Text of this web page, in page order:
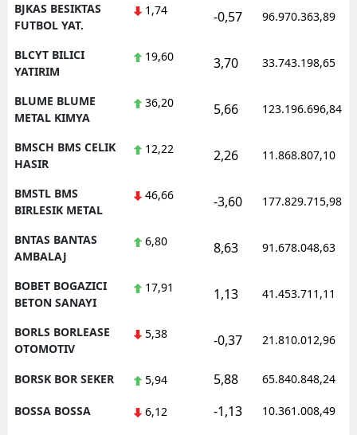
BJKAS BESIKTAS
FUTBOL YAT.
1,74 -0,57 96.970.363,89
BLCYT BILICI
YATIRIM
19,60 3,70 33.743.198,65
BLUME BLUME
METAL KIMYA
36,20 5,66 123.196.696,84
BMSCH BMS CELIK
HASIR
12,22 2,26 11.868.807,10
BMSTL BMS
BIRLESIK METAL
46,66 -3,60 177.829.715,98
BNTAS BANTAS
AMBALAJ
6,80 8,63 91.678.048,63
BOBET BOGAZICI
BETON SANAYI
17,91 1,13 41.453.711,11
BORLS BORLEASE
OTOMOTIV
5,38 -0,37 21.810.012,96
BORSK BOR SEKER 5,94 5,88 65.840.848,24
BOSSA BOSSA 6,12 -1,13 10.361.008,49